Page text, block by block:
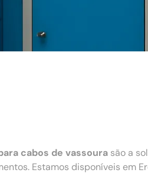
cabos de vassoura são a
Estamos disponíveis em